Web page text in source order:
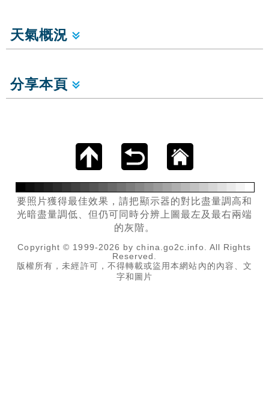
天氣概況
分享本頁
要照片獲得最佳效果，請把顯示器的對比盡量調高和
光暗盡量調低、但仍可同時分辨上圖最左及最右兩端
的灰階。
Copyright © 1999-2026 by china.go2c.info. All Rights
Reserved.
版權所有，未經許可，不得轉載或盜用本網站內的內容、文
字和圖片